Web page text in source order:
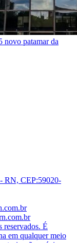
novo patamar da
RN, CEP:59020-
É
em qualquer meio